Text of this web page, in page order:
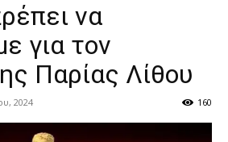
να
για τον
Παρίας Λίθου
2024 160